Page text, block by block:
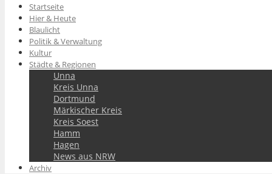
Startseite
Hier & Heute
Blaulicht
Politik & Verwaltung
Kultur
Städte & Regionen
Unna
Kreis Unna
Dortmund
Märkischer Kreis
Kreis Soest
Hamm
Hagen
News aus NRW
Archiv